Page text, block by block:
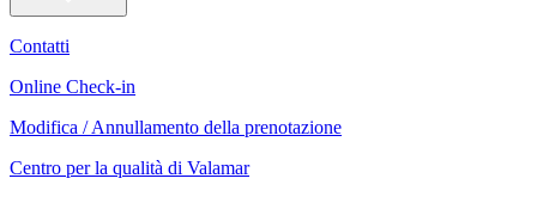
Contatti
Online Check-in
Modifica / Annullamento della prenotazione
Centro per la qualità di Valamar